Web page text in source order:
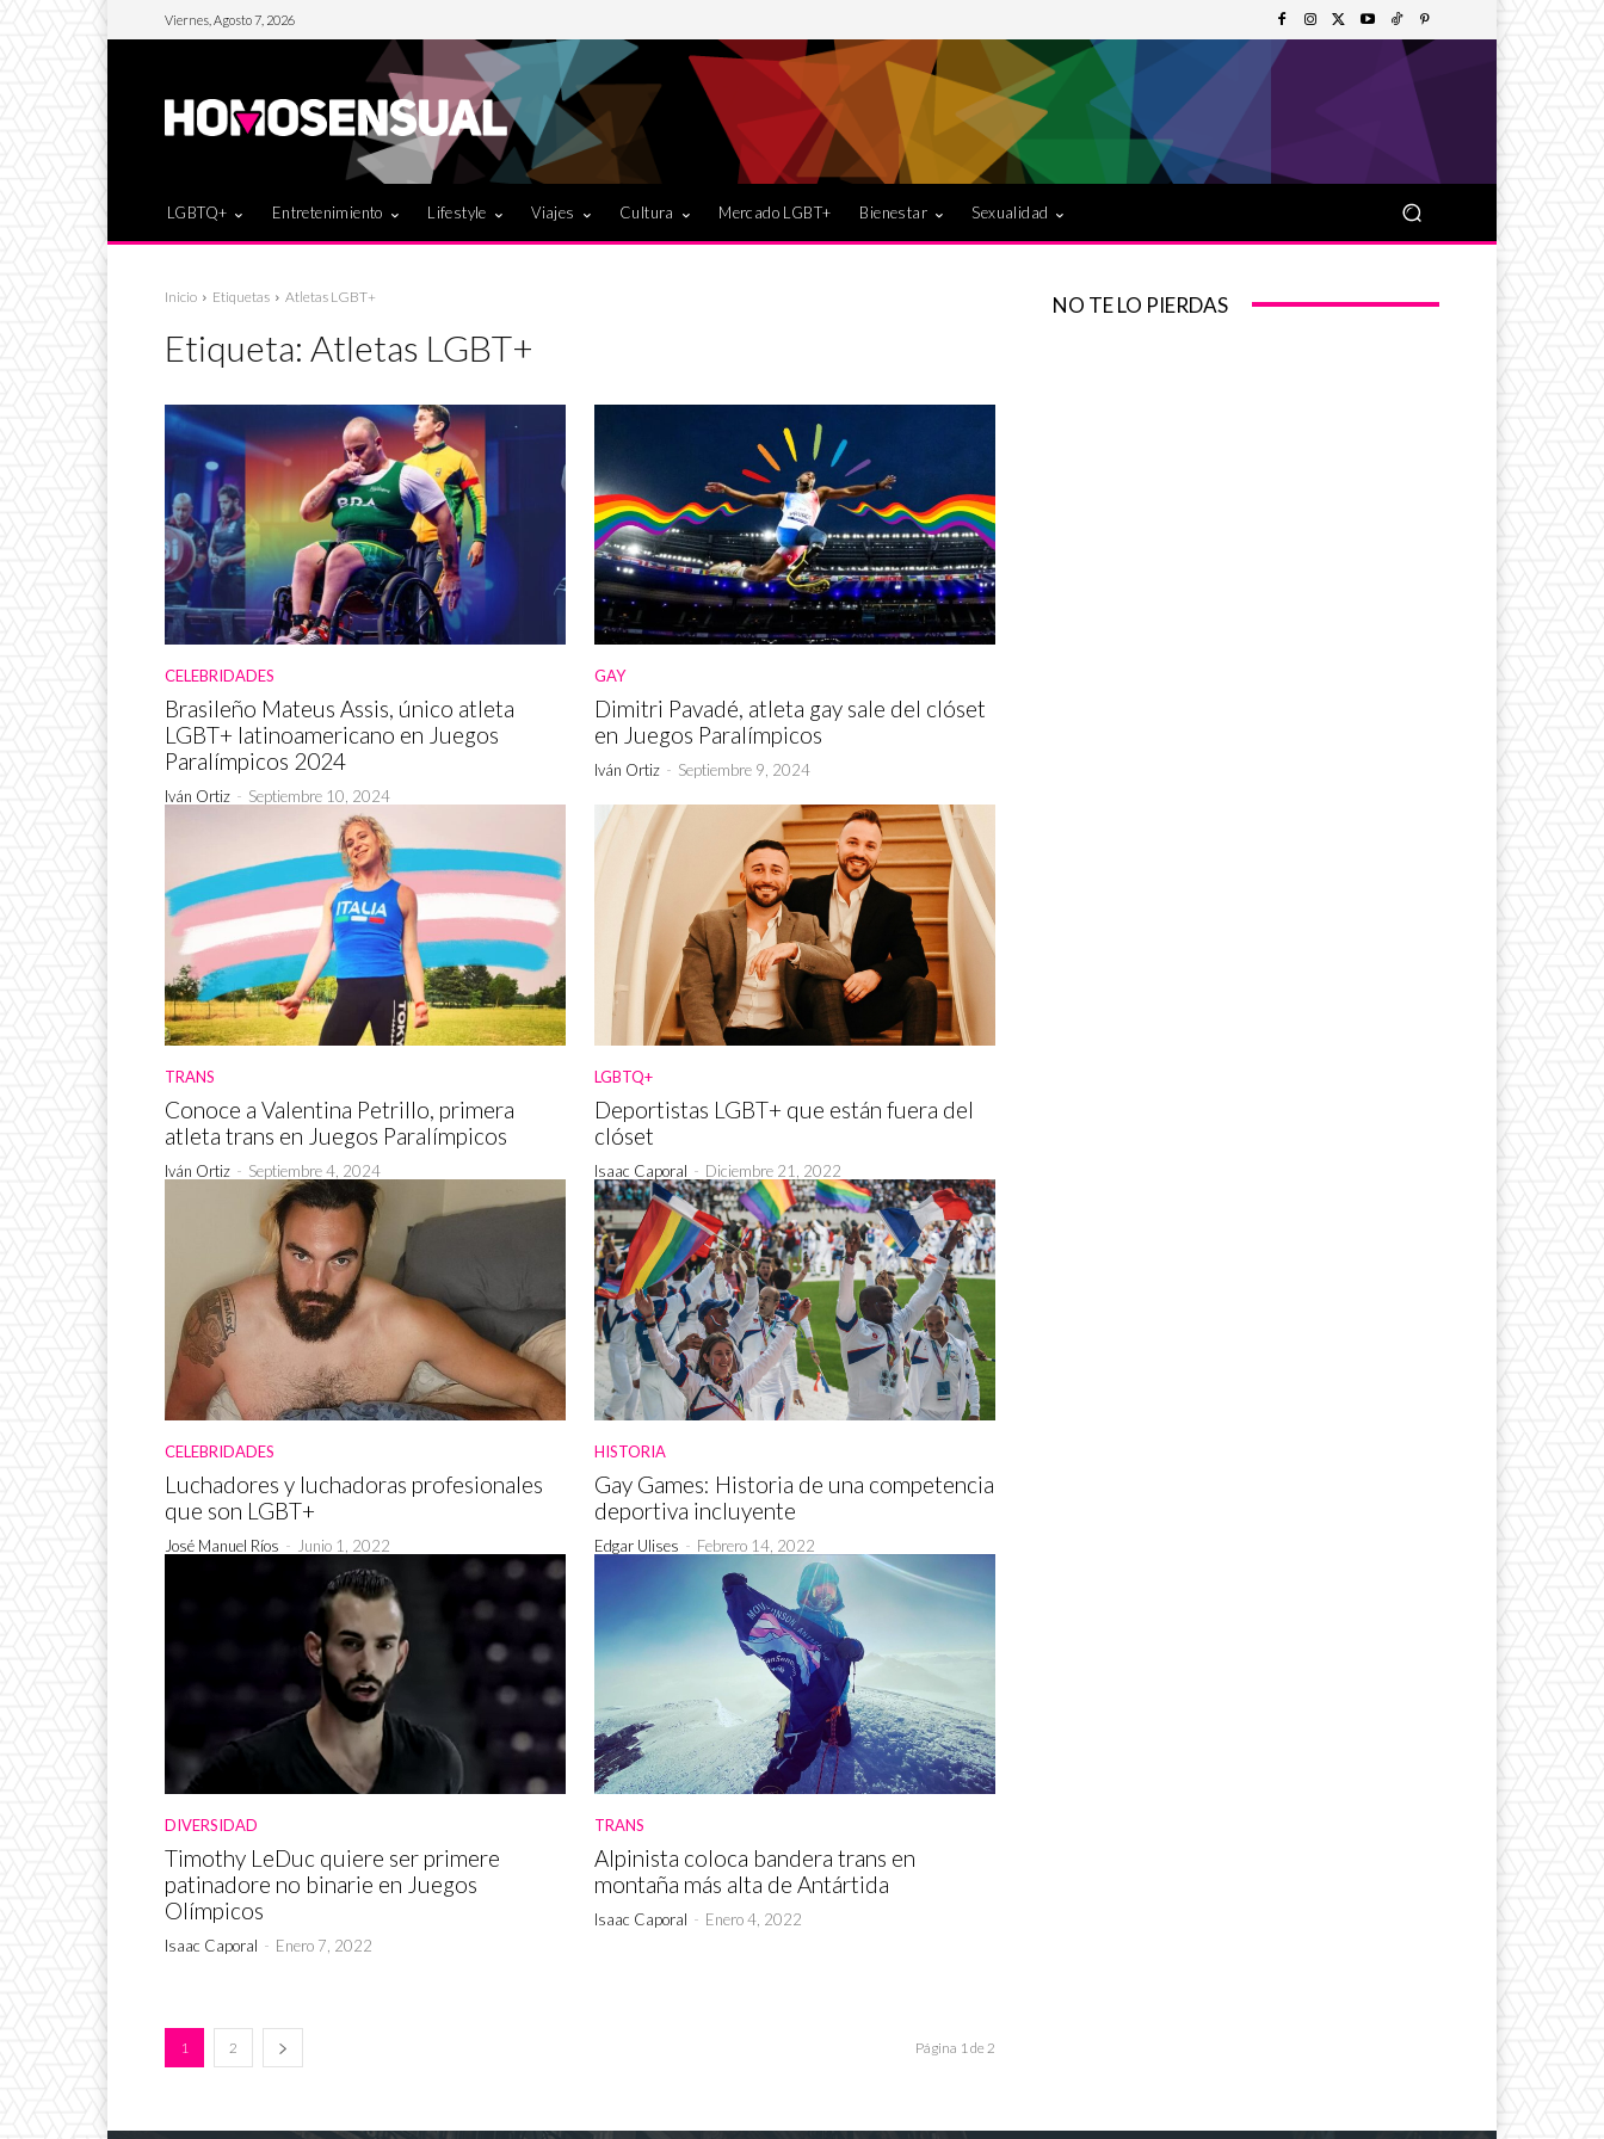
Viernes, Agosto 7, 2026
LGBTQ+ Entretenimiento Lifestyle Viajes Cultura Mercado LGBT+ Bienestar Sexualidad
Inicio Etiquetas Atletas LGBT+
Etiqueta: Atletas LGBT+
CELEBRIDADES
Brasileño Mateus Assis, único atleta
LGBT+ latinoamericano en Juegos
Paralímpicos 2024
Iván Ortiz - Septiembre 10, 2024
GAY
Dimitri Pavadé, atleta gay sale del clóset
en Juegos Paralímpicos
Iván Ortiz - Septiembre 9, 2024
TRANS
Conoce a Valentina Petrillo, primera
atleta trans en Juegos Paralímpicos
Iván Ortiz - Septiembre 4, 2024
LGBTQ+
Deportistas LGBT+ que están fuera del
clóset
Isaac Caporal - Diciembre 21, 2022
CELEBRIDADES
Luchadores y luchadoras profesionales
que son LGBT+
José Manuel Ríos - Junio 1, 2022
HISTORIA
Gay Games: Historia de una competencia
deportiva incluyente
Edgar Ulises - Febrero 14, 2022
DIVERSIDAD
Timothy LeDuc quiere ser primere
patinadore no binarie en Juegos
Olímpicos
Isaac Caporal - Enero 7, 2022
TRANS
Alpinista coloca bandera trans en
montaña más alta de Antártida
Isaac Caporal - Enero 4, 2022
1 2 Página 1 de 2
NO TE LO PIERDAS